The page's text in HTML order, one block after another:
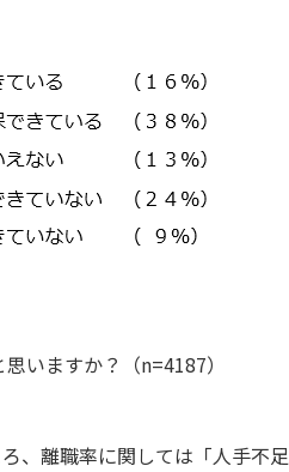
いますか？（n=4187）
、離職率に関しては「人手不足